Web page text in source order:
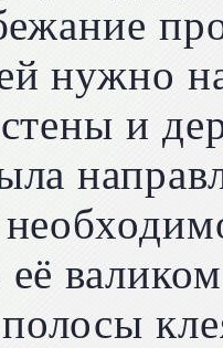
нужно
и